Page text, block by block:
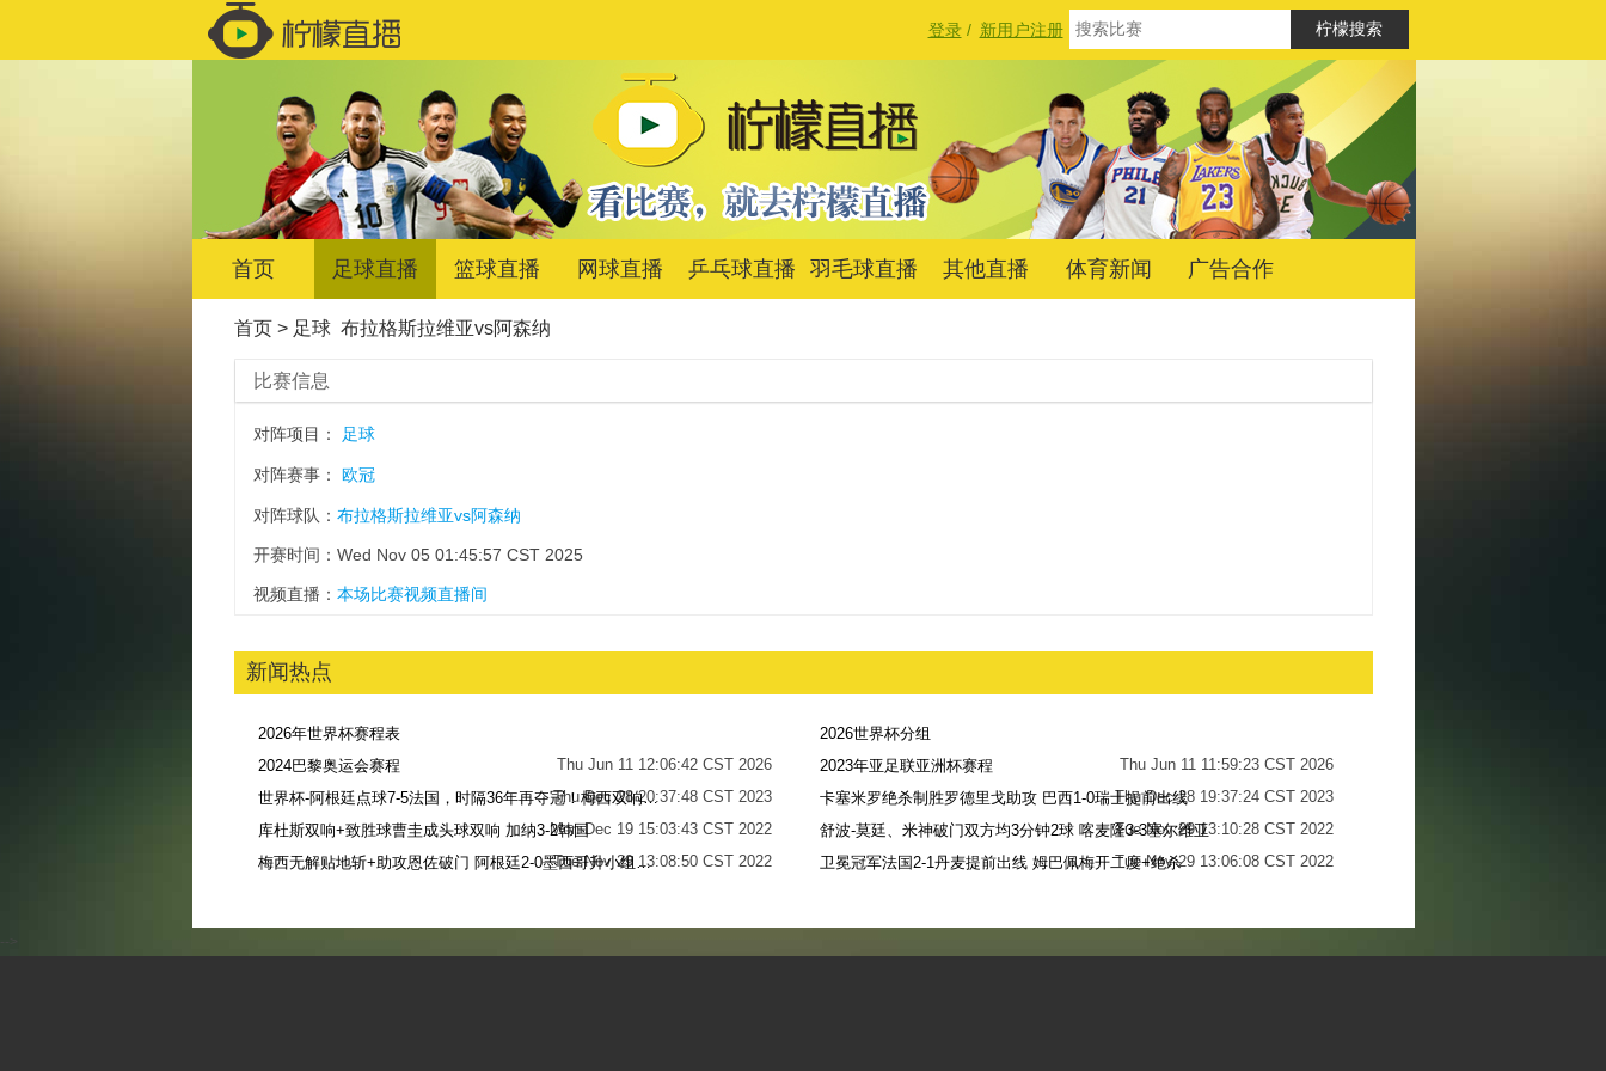
登录/ 新用户注册
首页 足球直播 篮球直播 网球直播 乒乓球直播 羽毛球直播 其他直播 体育新闻 广告合作
首页> 足球 布拉格斯拉维亚vs阿森纳
比赛信息
对阵项目： 足球
对阵赛事： 欧冠
对阵球队： 布拉格斯拉维亚vs阿森纳
开赛时间：Wed Nov 05 01:45:57 CST 2025
视频直播： 本场比赛视频直播间
新闻热点
2026年世界杯赛程表
Thu Jun 11 12:06:42 CST 2026
2026世界杯分组
Thu Jun 11 11:59:23 CST 2026
2024巴黎奥运会赛程
Thu Dec 28 20:37:48 CST 2023
2023年亚足联亚洲杯赛程
Thu Dec 28 19:37:24 CST 2023
世界杯-阿根廷点球7-5法国，时隔36年再夺冠！梅西双响姆巴佩戴帽
Mon Dec 19 15:03:43 CST 2022
卡塞米罗绝杀制胜罗德里戈助攻 巴西1-0瑞士提前出线
Tue Nov 29 13:10:28 CST 2022
库杜斯双响+致胜球曹圭成头球双响 加纳3-2韩国
Tue Nov 29 13:08:50 CST 2022
舒波-莫廷、米神破门双方均3分钟2球 喀麦隆3-3塞尔维亚
Tue Nov 29 13:06:08 CST 2022
梅西无解贴地斩+助攻恩佐破门 阿根廷2-0墨西哥升小组第二
卫冕冠军法国2-1丹麦提前出线 姆巴佩梅开二度+绝杀